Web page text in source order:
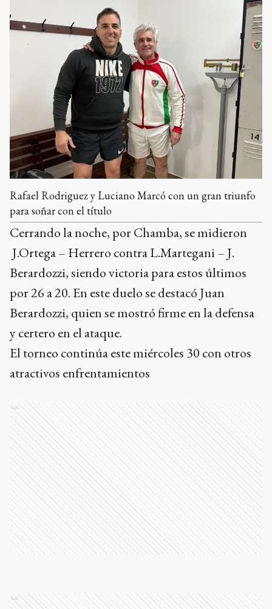
Rafael Rodriguez y Luciano Marcó con un gran triunfo
para soñar con el título
Cerrando la noche, por Chamba, se midieron
J.Ortega – Herrero contra L.Martegani – J.
Berardozzi, siendo victoria para estos últimos
por 26 a 20. En este duelo se destacó Juan
Berardozzi, quien se mostró firme en la defensa
y certero en el ataque.
El torneo continúa este miércoles 30 con otros
atractivos enfrentamientos
Ads
Ads